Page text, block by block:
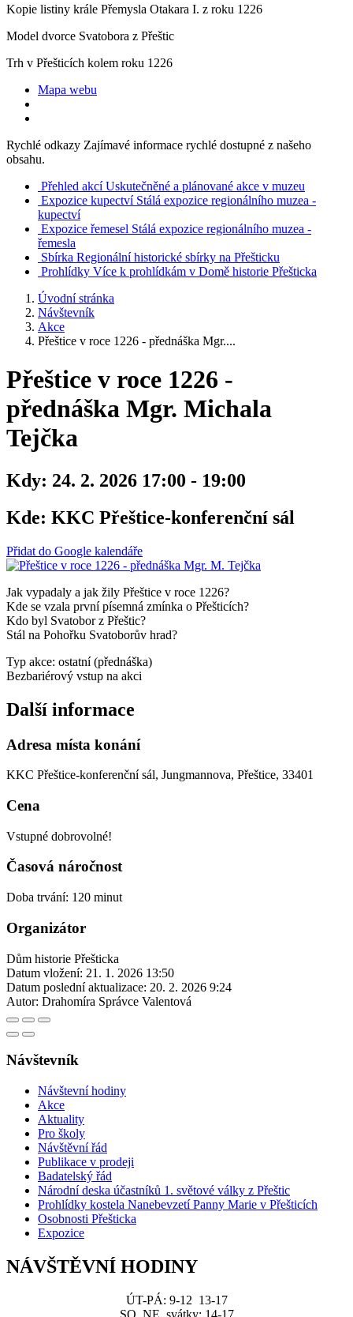
Kopie listiny krále Přemysla Otakara I. z roku 1226
Model dvorce Svatobora z Přeštic
Trh v Přešticích kolem roku 1226
Mapa webu
Rychlé odkazy Zajímavé informace rychlé dostupné z našeho
obsahu.
Přehled akcí Uskutečněné a plánované akce v muzeu
Expozice kupectví Stálá expozice regionálního muzea -
kupectví
Expozice řemesel Stálá expozice regionálního muzea -
řemesla
Sbírka Regionální historické sbírky na Přešticku
Prohlídky Více k prohlídkám v Domě historie Přešticka
Úvodní stránka
Návštevník
Akce
Přeštice v roce 1226 - přednáška Mgr....
Přeštice v roce 1226 -
přednáška Mgr. Michala
Tejčka
Kdy: 24. 2. 2026 17:00 - 19:00
Kde: KKC Přeštice-konferenční sál
Přidat do Google kalendáře
Jak vypadaly a jak žily Přeštice v roce 1226?
Kde se vzala první písemná zmínka o Přešticích?
Kdo byl Svatobor z Přeštic?
Stál na Pohořku Svatoborův hrad?
Typ akce: ostatní (přednáška)
Bezbariérový vstup na akci
Další informace
Adresa místa konání
KKC Přeštice-konferenční sál, Jungmannova, Přeštice, 33401
Cena
Vstupné dobrovolné!
Časová náročnost
Doba trvání: 120 minut
Organizátor
Dům historie Přešticka
Datum vložení: 21. 1. 2026 13:50
Datum poslední aktualizace: 20. 2. 2026 9:24
Autor: Drahomíra Správce Valentová
Návštevník
Návštevní hodiny
Akce
Aktuality
Pro školy
Návštěvní řád
Publikace v prodeji
Badatelský řád
Národní deska účastníků 1. světové války z Přeštic
Prohlídky kostela Nanebevzetí Panny Marie v Přešticích
Osobnosti Přešticka
Expozice
NÁVŠTĚVNÍ HODINY
ÚT-PÁ: 9-12 13-17
SO, NE, svátky: 14-17